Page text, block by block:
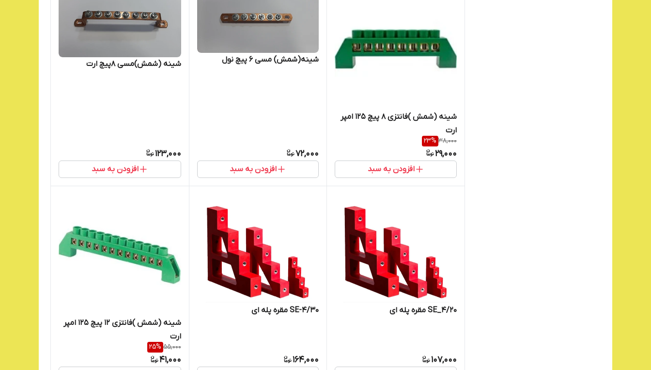
شینه (شمش )فانتزی ۸ پیچ ۱۲۵ امپر
ارت
38,000
23%
29,000
افزودن به سبد
شینه(شمش) مسی ۶ پیچ نول
72,000
افزودن به سبد
شینه (شمش)مسی ۸پیچ ارت
123,000
افزودن به سبد
SE_4/20 مقره پله ای
107,000
SE-4/30 مقره پله ای
164,000
شینه (شمش )فانتزی ۱۲ پیچ ۱۲۵ امپر
ارت
55,000
25%
41,000